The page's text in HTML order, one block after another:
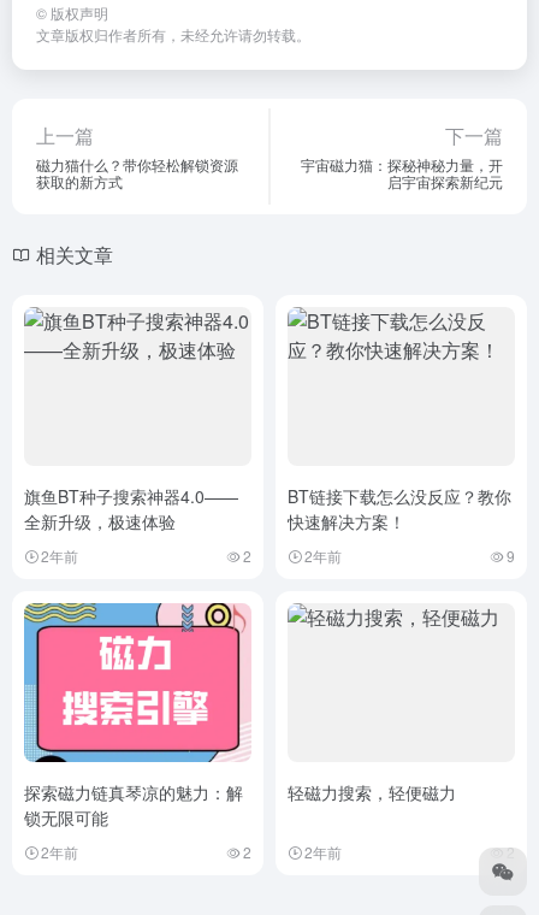
© 版权声明
文章版权归作者所有，未经允许请勿转载。
上一篇
磁力猫什么？带你轻松解锁资源
获取的新方式
下一篇
宇宙磁力猫：探秘神秘力量，开
启宇宙探索新纪元
相关文章
旗鱼BT种子搜索神器4.0——
全新升级，极速体验
2年前 2
BT链接下载怎么没反应？教你
快速解决方案！
2年前 9
探索磁力链真琴凉的魅力：解
锁无限可能
2年前 2
轻磁力搜索，轻便磁力
2年前 2